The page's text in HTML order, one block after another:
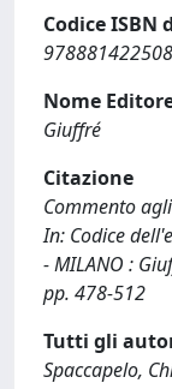
Codice ISBN
Nome
Giuffré
Citazione
Commento
In: Codice
- MILANO :
pp. 478-512
Tutti gli
Spaccapelo,